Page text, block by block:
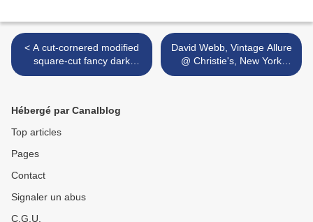
< A cut-cornered modified
square-cut fancy dark
greenish gray diamond ring
David Webb, Vintage Allure
@ Christie's, New York
Jewels, 15 June 2010, New
Hébergé par Canalblog
Top articles
Pages
Contact
Signaler un abus
C.G.U.